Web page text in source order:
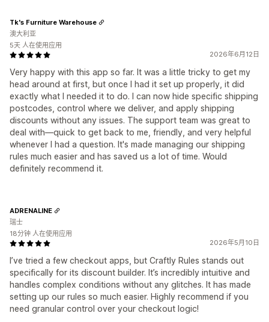
2026年6月12日
Very happy with this app so far. It was a little tricky to get my
head around at first, but once I had it set up properly, it did
exactly what I needed it to do. I can now hide specific shipping
postcodes, control where we deliver, and apply shipping
discounts without any issues. The support team was great to
deal with—quick to get back to me, friendly, and very helpful
whenever I had a question. It's made managing our shipping
rules much easier and has saved us a lot of time. Would
definitely recommend it.
Tk's Furniture Warehouse
澳大利亚
5天 人在使用应用
2026年5月10日
I’ve tried a few checkout apps, but Craftly Rules stands out
specifically for its discount builder. It’s incredibly intuitive and
handles complex conditions without any glitches. It has made
setting up our rules so much easier. Highly recommend if you
need granular control over your checkout logic!
ADRENALINE
瑞士
18分钟 人在使用应用